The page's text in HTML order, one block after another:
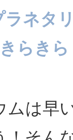
ネタ
らき
ムは早